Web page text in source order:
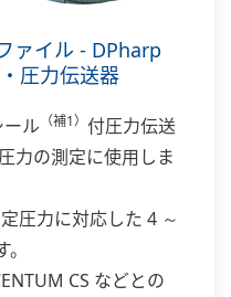
ァイル - DPharp
圧力伝送器
ル （補1） 付圧力伝送
力の測定に使用しま
圧力に対応した 4 ～
CS などとの